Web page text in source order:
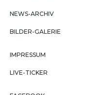
NEWS-ARCHIV
BILDER-GALERIE
IMPRESSUM
LIVE-TICKER